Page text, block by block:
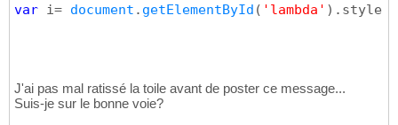
var i= document . getElementById ( 'lambda' )
J'ai pas mal ratissé la toile avant de poster ce message...
Suis-je sur le bonne voie?